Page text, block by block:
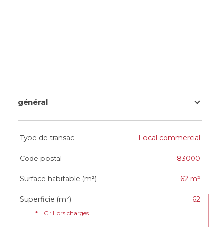
général
TRAD_SIROCCO_Caracteristique
Type de transac Local commercial
Code postal 83000
Surface habitable (m²) 62 m²
Superficie (m²) 62
* HC : Hors charges